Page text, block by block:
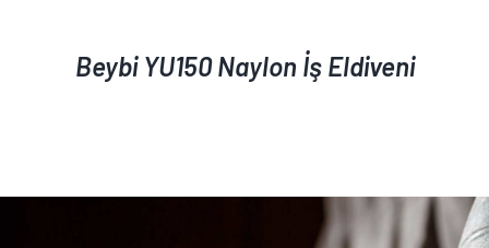
Beybi YU150 Naylon İş Eldiveni